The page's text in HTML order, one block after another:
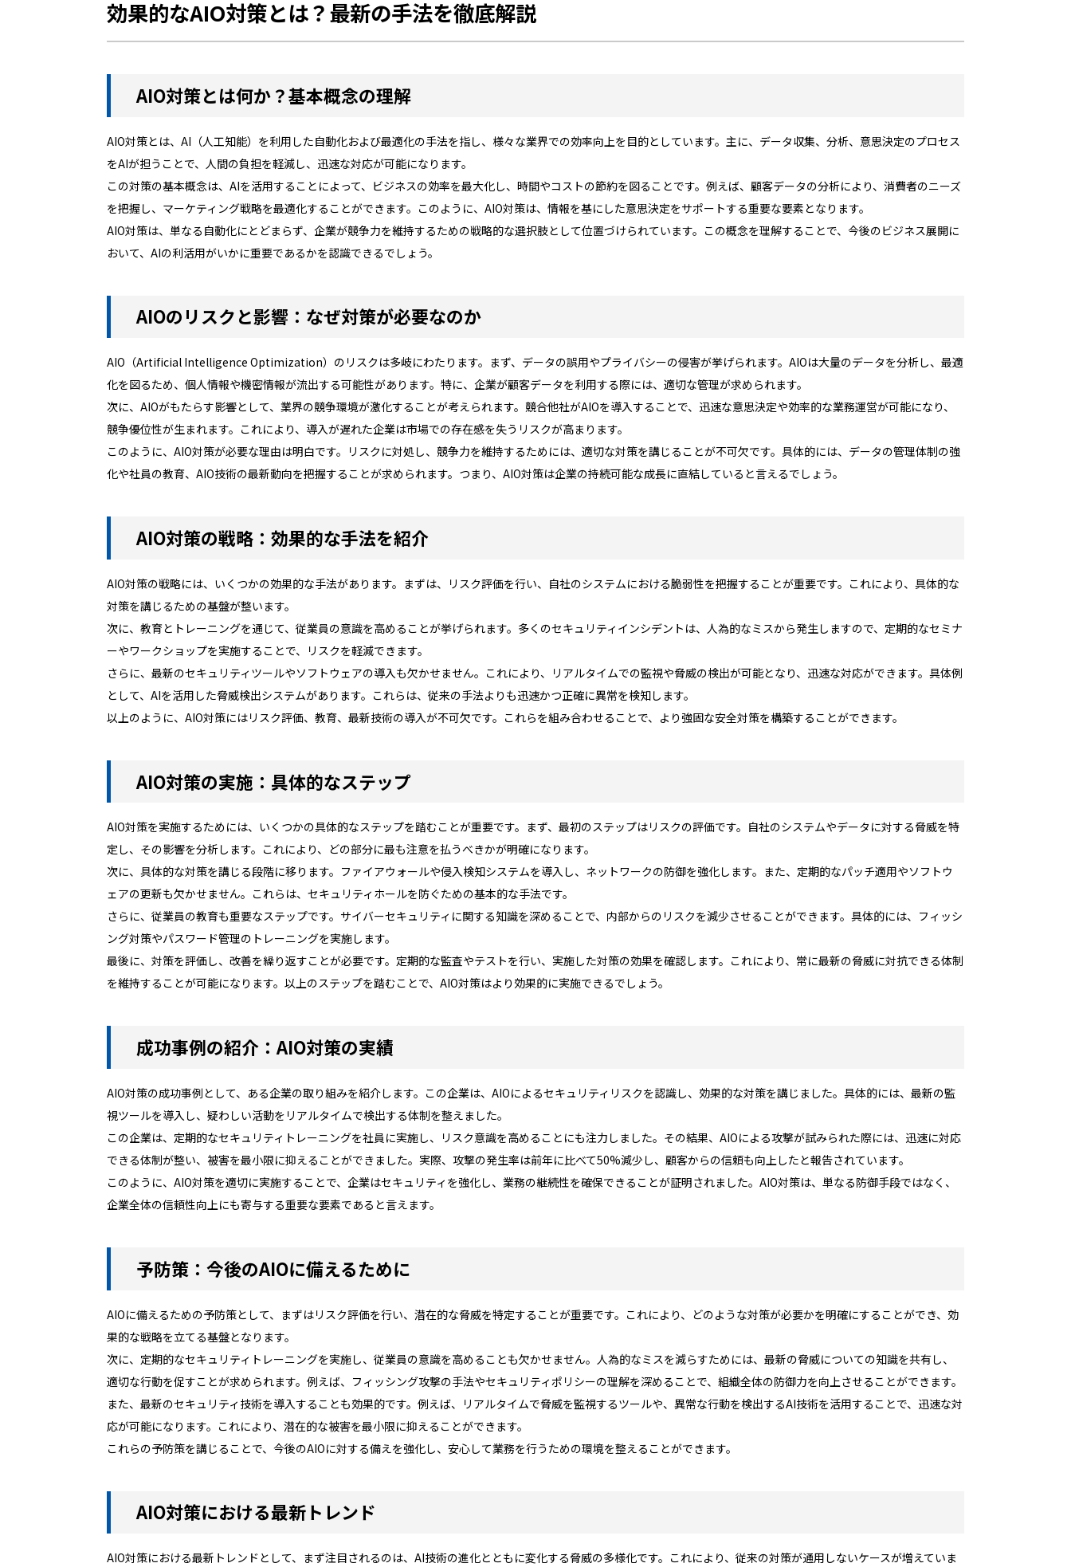
効果的なAIO対策とは？最新の手法を徹底解説
AIO対策とは何か？基本概念の理解
AIO対策とは、AI（人工知能）を利用した自動化および最適化の手法を指し、様々な業界での効率向上を目的としています。主に、データ収集、分析、意思決定のプロセス
をAIが担うことで、人間の負担を軽減し、迅速な対応が可能になります。
この対策の基本概念は、AIを活用することによって、ビジネスの効率を最大化し、時間やコストの節約を図ることです。例えば、顧客データの分析により、消費者のニーズ
を把握し、マーケティング戦略を最適化することができます。このように、AIO対策は、情報を基にした意思決定をサポートする重要な要素となります。
AIO対策は、単なる自動化にとどまらず、企業が競争力を維持するための戦略的な選択肢として位置づけられています。この概念を理解することで、今後のビジネス展開に
おいて、AIの利活用がいかに重要であるかを認識できるでしょう。
AIOのリスクと影響：なぜ対策が必要なのか
AIO（Artificial Intelligence Optimization）のリスクは多岐にわたります。まず、データの誤用やプライバシーの侵害が挙げられます。AIOは大量のデータを分析し、最適
化を図るため、個人情報や機密情報が流出する可能性があります。特に、企業が顧客データを利用する際には、適切な管理が求められます。
次に、AIOがもたらす影響として、業界の競争環境が激化することが考えられます。競合他社がAIOを導入することで、迅速な意思決定や効率的な業務運営が可能になり、
競争優位性が生まれます。これにより、導入が遅れた企業は市場での存在感を失うリスクが高まります。
このように、AIO対策が必要な理由は明白です。リスクに対処し、競争力を維持するためには、適切な対策を講じることが不可欠です。具体的には、データの管理体制の強
化や社員の教育、AIO技術の最新動向を把握することが求められます。つまり、AIO対策は企業の持続可能な成長に直結していると言えるでしょう。
AIO対策の戦略：効果的な手法を紹介
AIO対策の戦略には、いくつかの効果的な手法があります。まずは、リスク評価を行い、自社のシステムにおける脆弱性を把握することが重要です。これにより、具体的な
対策を講じるための基盤が整います。
次に、教育とトレーニングを通じて、従業員の意識を高めることが挙げられます。多くのセキュリティインシデントは、人為的なミスから発生しますので、定期的なセミナ
ーやワークショップを実施することで、リスクを軽減できます。
さらに、最新のセキュリティツールやソフトウェアの導入も欠かせません。これにより、リアルタイムでの監視や脅威の検出が可能となり、迅速な対応ができます。具体例
として、AIを活用した脅威検出システムがあります。これらは、従来の手法よりも迅速かつ正確に異常を検知します。
以上のように、AIO対策にはリスク評価、教育、最新技術の導入が不可欠です。これらを組み合わせることで、より強固な安全対策を構築することができます。
AIO対策の実施：具体的なステップ
AIO対策を実施するためには、いくつかの具体的なステップを踏むことが重要です。まず、最初のステップはリスクの評価です。自社のシステムやデータに対する脅威を特
定し、その影響を分析します。これにより、どの部分に最も注意を払うべきかが明確になります。
次に、具体的な対策を講じる段階に移ります。ファイアウォールや侵入検知システムを導入し、ネットワークの防御を強化します。また、定期的なパッチ適用やソフトウ
ェアの更新も欠かせません。これらは、セキュリティホールを防ぐための基本的な手法です。
さらに、従業員の教育も重要なステップです。サイバーセキュリティに関する知識を深めることで、内部からのリスクを減少させることができます。具体的には、フィッシ
ング対策やパスワード管理のトレーニングを実施します。
最後に、対策を評価し、改善を繰り返すことが必要です。定期的な監査やテストを行い、実施した対策の効果を確認します。これにより、常に最新の脅威に対抗できる体制
を維持することが可能になります。以上のステップを踏むことで、AIO対策はより効果的に実施できるでしょう。
成功事例の紹介：AIO対策の実績
AIO対策の成功事例として、ある企業の取り組みを紹介します。この企業は、AIOによるセキュリティリスクを認識し、効果的な対策を講じました。具体的には、最新の監
視ツールを導入し、疑わしい活動をリアルタイムで検出する体制を整えました。
この企業は、定期的なセキュリティトレーニングを社員に実施し、リスク意識を高めることにも注力しました。その結果、AIOによる攻撃が試みられた際には、迅速に対応
できる体制が整い、被害を最小限に抑えることができました。実際、攻撃の発生率は前年に比べて50%減少し、顧客からの信頼も向上したと報告されています。
このように、AIO対策を適切に実施することで、企業はセキュリティを強化し、業務の継続性を確保できることが証明されました。AIO対策は、単なる防御手段ではなく、
企業全体の信頼性向上にも寄与する重要な要素であると言えます。
予防策：今後のAIOに備えるために
AIOに備えるための予防策として、まずはリスク評価を行い、潜在的な脅威を特定することが重要です。これにより、どのような対策が必要かを明確にすることができ、効
果的な戦略を立てる基盤となります。
次に、定期的なセキュリティトレーニングを実施し、従業員の意識を高めることも欠かせません。人為的なミスを減らすためには、最新の脅威についての知識を共有し、
適切な行動を促すことが求められます。例えば、フィッシング攻撃の手法やセキュリティポリシーの理解を深めることで、組織全体の防御力を向上させることができます。
また、最新のセキュリティ技術を導入することも効果的です。例えば、リアルタイムで脅威を監視するツールや、異常な行動を検出するAI技術を活用することで、迅速な対
応が可能になります。これにより、潜在的な被害を最小限に抑えることができます。
これらの予防策を講じることで、今後のAIOに対する備えを強化し、安心して業務を行うための環境を整えることができます。
AIO対策における最新トレンド
AIO対策における最新トレンドとして、まず注目されるのは、AI技術の進化とともに変化する脅威の多様化です。これにより、従来の対策が通用しないケースが増えていま